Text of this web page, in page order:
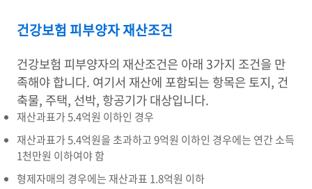
건강보험 피부양자 재산조건
건강보험 피부양자의 재산조건은 아래 3가지 조건을 만
족해야 합니다. 여기서 재산에 포함되는 항목은 토지, 건
축물, 주택, 선박, 항공기가 대상입니다.
재산과표가 5.4억원 이하인 경우
재산과표가 5.4억원을 초과하고 9억원 이하인 경우에는 연간 소득
1천만원 이하여야 함
형제자매의 경우에는 재산과표 1.8억원 이하